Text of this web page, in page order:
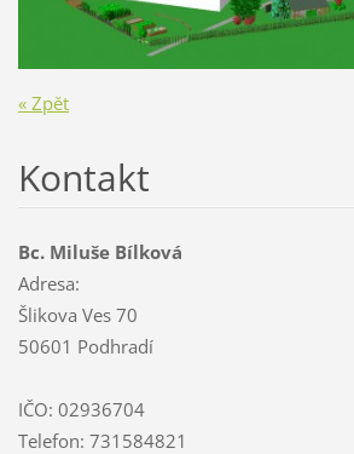
« Zpět
Kontakt
Bc. Miluše Bílková
Adresa:
Šlikova Ves 70
50601 Podhradí
IČO: 02936704
Telefon: 731584821